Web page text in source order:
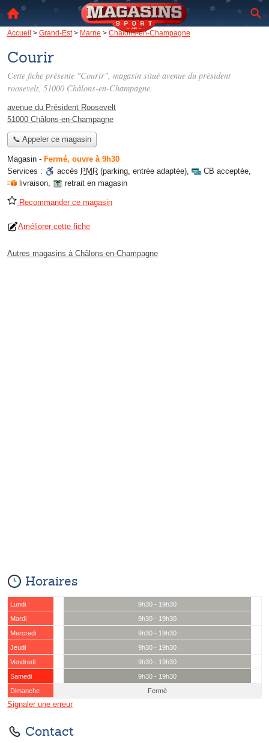
Accueil > Grand-Est> Marne > Châlons-en-Champagne
Courir
Cette fiche présente "Courir", magasin situé avenue du président
roosevelt, 51000 Châlons-en-Champagne.
avenue du Président Roosevelt
51000 Châlons-en-Champagne
📞 Appeler ce magasin
Magasin - Fermé, ouvre à 9h30
Services :
accès PMR (parking, entrée adaptée), CB acceptée,
livraison, retrait en magasin
Recommander ce magasin
Améliorer cette fiche
Autres magasins à Châlons-en-Champagne
Horaires
Lundi
9h30 - 19h30
Mardi
9h30 - 19h30
Mercredi
9h30 - 19h30
Jeudi
9h30 - 19h30
Vendredi
9h30 - 19h30
Samedi
9h30 - 19h30
Dimanche
Fermé
Signaler une erreur
Contact